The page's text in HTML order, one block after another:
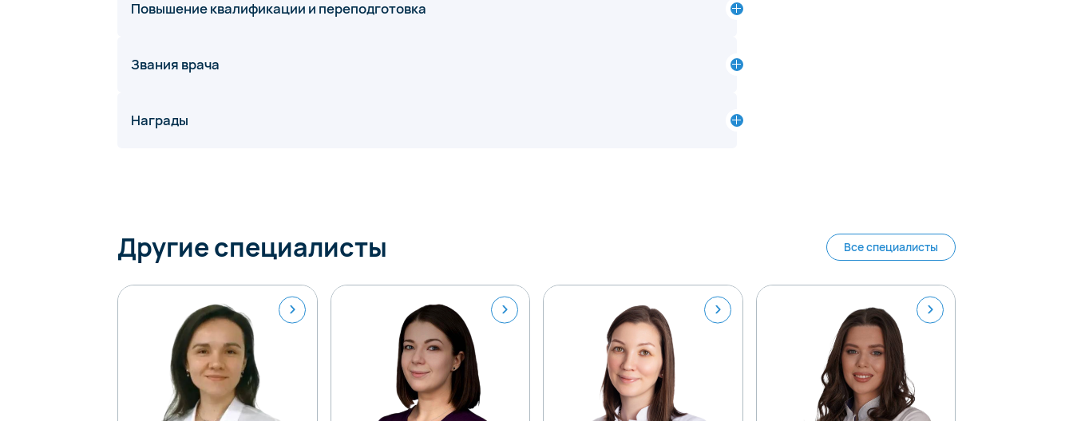
Повышение квалификации и переподготовка
Звания врача
Награды
Другие специалисты Все специалисты